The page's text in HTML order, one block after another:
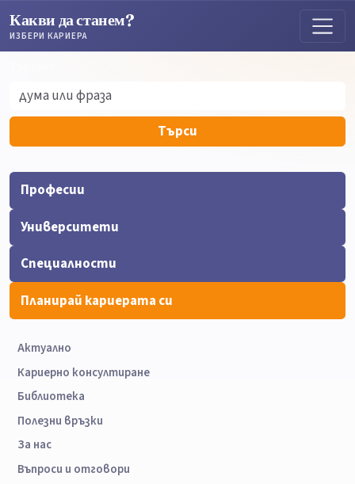
Какви да станем?
ИЗБЕРИ КАРИЕРА
Търси
Професии
Университети
Специалности
Планирай кариерата си
Актуално
Кариерно консултиране
Библиотека
Полезни връзки
За нас
Въпроси и отговори